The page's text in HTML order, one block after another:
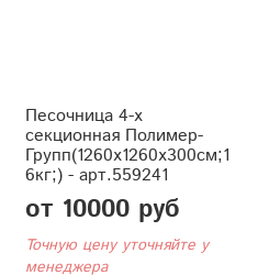
Песочница 4-х
секционная Полимер-
Групп(1260x1260x300см;1
6кг;) - арт.559241
от 10000 руб
Точную цену уточняйте у
менеджера